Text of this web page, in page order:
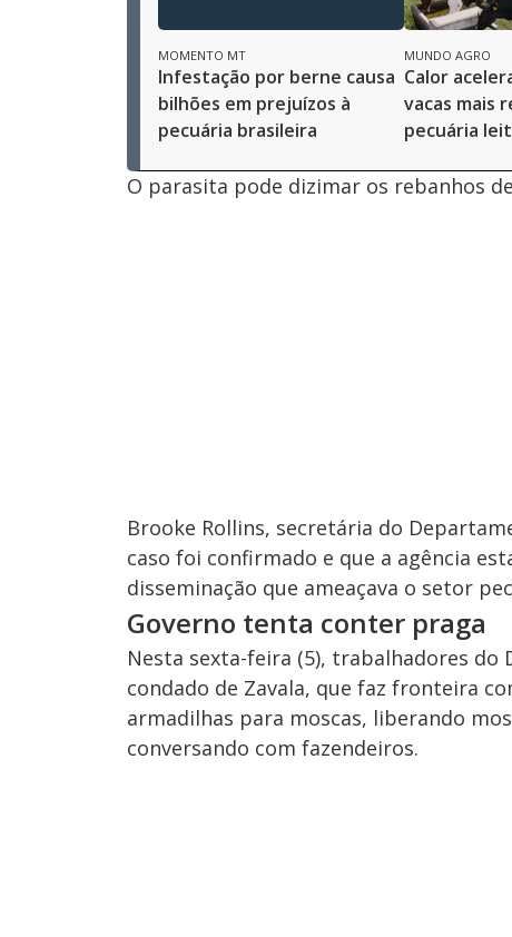
MOMENTO MT
Infestação por berne causa
bilhões em prejuízos à
pecuária brasileira
MUNDO AGRO
Calor
vacas mais
pecuária
O parasita pode dizimar os rebanhos
Brooke Rollins, secretária do
caso foi confirmado e que a agência
disseminação que ameaçava o setor
Governo tenta conter praga
Nesta sexta-feira (5), trabalhadores
condado de Zavala, que faz fronteira
armadilhas para moscas, liberando
conversando com fazendeiros.